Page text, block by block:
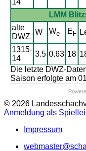
14
LMM
alte
DWZ
W We E F
1315-
14
3.5 0.63 18
Die letzte DWZ-
Saison erfolgte am
© 2026
Anmeldung als
Impressum